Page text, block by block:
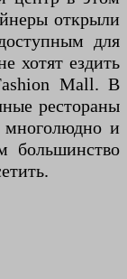
открыли
для
хотят ездить
Mall. В
рестораны
многолюдно и
большинство